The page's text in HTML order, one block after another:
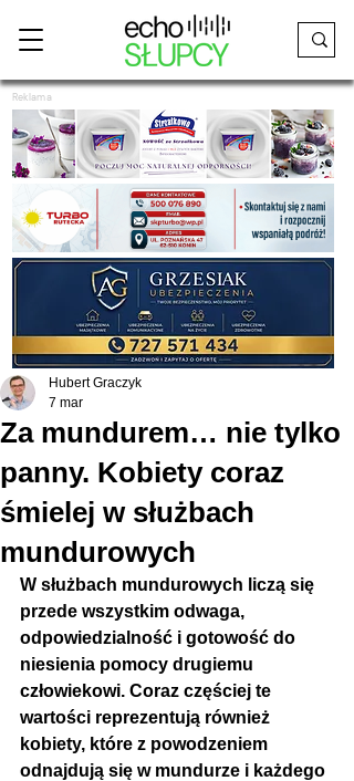
Reklama
Za mundurem… nie tylko
panny. Kobiety coraz
śmielej w służbach
mundurowych
Hubert Graczyk
7 mar
W służbach mundurowych liczą się
przede wszystkim odwaga,
odpowiedzialność i gotowość do
niesienia pomocy drugiemu
człowiekowi. Coraz częściej te
wartości reprezentują również
kobiety, które z powodzeniem
odnajdują się w mundurze i każdego